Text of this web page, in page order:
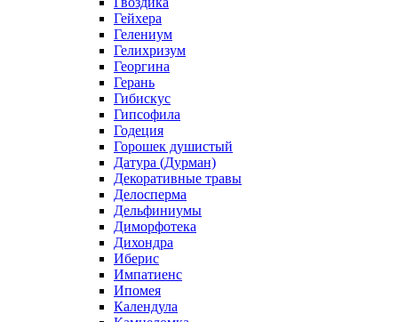
Гейхера
Гелениум
Гелихризум
Георгина
Герань
Гибискус
Гипсофила
Годеция
Горошек душистый
Датура (Дурман)
Декоративные травы
Делосперма
Дельфиниумы
Диморфотека
Дихондра
Иберис
Импатиенс
Ипомея
Календула